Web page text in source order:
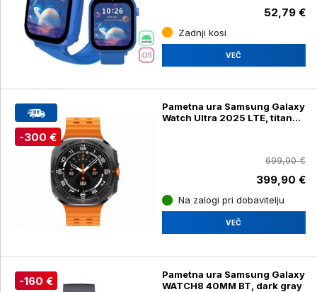
52,79 €
Zadnji kosi
VEČ
-300 €
Pametna ura Samsung Galaxy
Watch Ultra 2025 LTE, titan
699,90 €
399,90 €
Na zalogi pri dobavitelju
VEČ
-160 €
Pametna ura Samsung Galaxy
WATCH8 40MM BT, dark gray